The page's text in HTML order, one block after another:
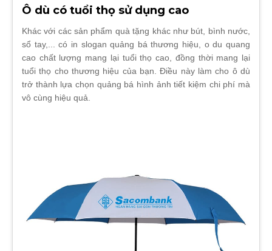
Ô dù có tuổi thọ sử dụng cao
Khác với các sản phẩm quà tặng khác như bút, bình nước,
sổ tay,... có in slogan quảng bá thương hiệu, o du quang
cao chất lượng mang lại tuổi thọ cao, đồng thời mang lại
tuổi thọ cho thương hiệu của bạn. Điều này làm cho ô dù
trở thành lựa chọn quảng bá hình ảnh tiết kiệm chi phí mà
vô cùng hiệu quả.